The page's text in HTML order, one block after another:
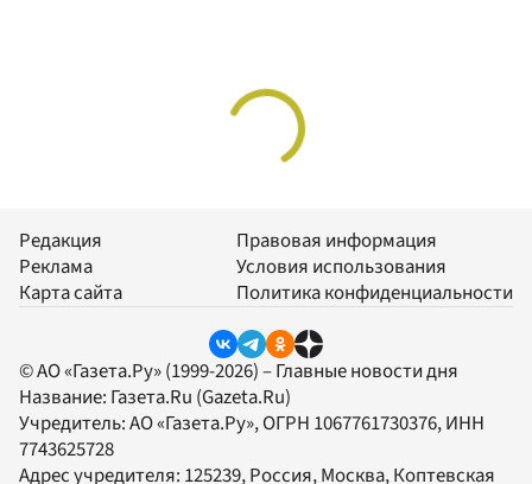
Редакция
Реклама
Карта сайта
Правовая информация
Условия использования
Политика конфиденциальности
© АО «Газета.Ру» (1999-2026) – Главные новости дня
Название: Газета.Ru (Gazeta.Ru)
Учредитель:АО «Газета.Ру», ОГРН 1067761730376, ИНН
7743625728
Адрес учредителя: 125239, Россия, Москва, Коптевская